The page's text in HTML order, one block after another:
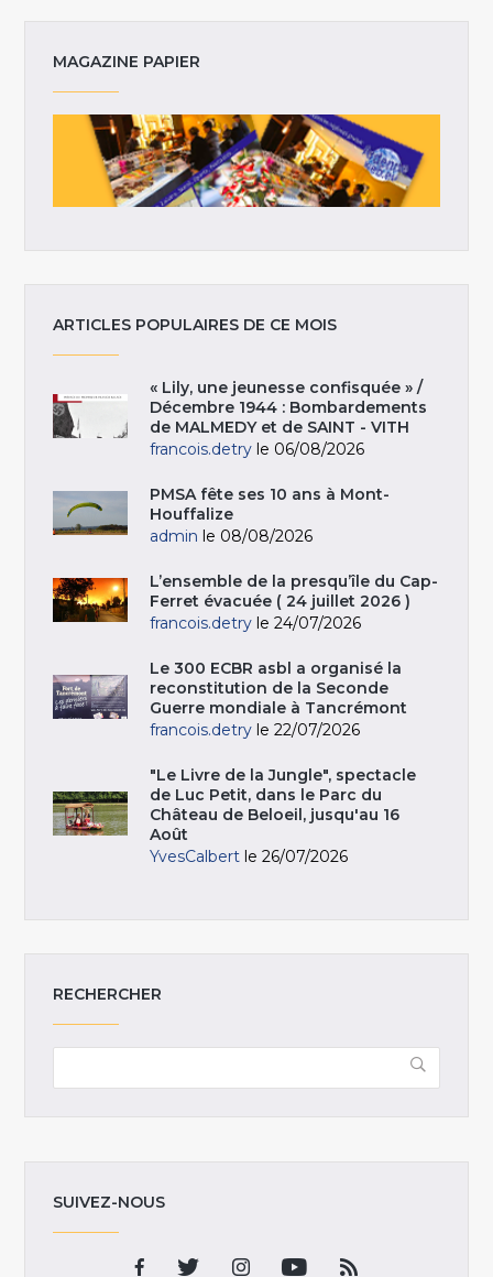
MAGAZINE PAPIER
ARTICLES POPULAIRES DE CE MOIS
« Lily, une jeunesse confisquée » /
Décembre 1944 : Bombardements
de MALMEDY et de SAINT - VITH
francois.detry le 06/08/2026
PMSA fête ses 10 ans à Mont-
Houffalize
admin le 08/08/2026
L’ensemble de la presqu’île du Cap-
Ferret évacuée ( 24 juillet 2026 )
francois.detry le 24/07/2026
Le 300 ECBR asbl a organisé la
reconstitution de la Seconde
Guerre mondiale à Tancrémont
francois.detry le 22/07/2026
"Le Livre de la Jungle", spectacle
de Luc Petit, dans le Parc du
Château de Beloeil, jusqu'au 16
Août
YvesCalbert le 26/07/2026
RECHERCHER
SUIVEZ-NOUS